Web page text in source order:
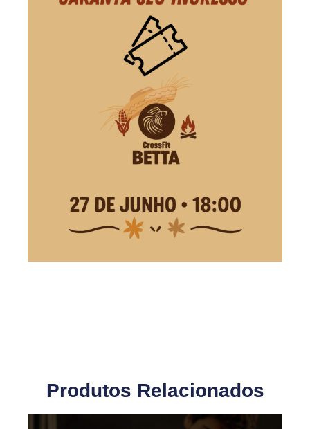
Produtos Relacionados